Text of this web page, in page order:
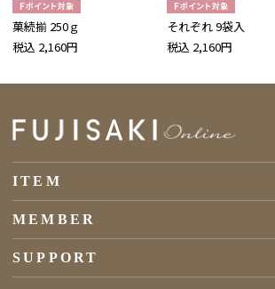
菓続揃 250ｇ
税込 2,160円
それぞれ 9袋入
税込 2,160円
ITEM
MEMBER
SUPPORT